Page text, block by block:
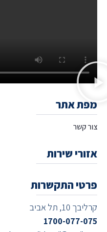
מפת אתר
צור קשר
אזורי שירות
פרטי התקשרות
קרליבך 10, תל אביב
1700-077-075